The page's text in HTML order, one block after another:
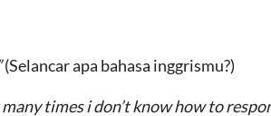
(Selancar apa bahasa inggrismu?)
times i don’t know how to